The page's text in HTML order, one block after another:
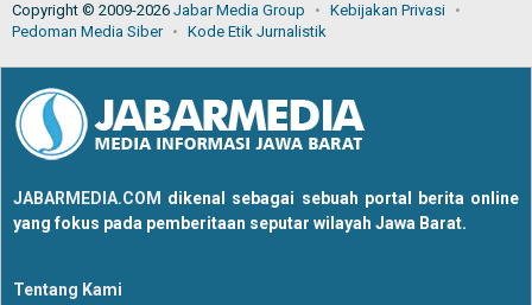
Copyright © 2009-2026 Jabar Media Group
Kebijakan Privasi
Pedoman Media Siber
Kode Etik Jurnalistik
JABARMEDIA.COM dikenal sebagai sebuah portal berita online
yang fokus pada pemberitaan seputar wilayah Jawa Barat.
Tentang Kami